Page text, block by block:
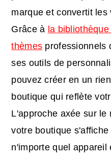
marque et convertit les
Grâce à la bibliothèque
thèmes professionnels
ses outils de
pouvez créer en un
boutique qui reflète
L'approche axée sur le
votre boutique
n'importe quel